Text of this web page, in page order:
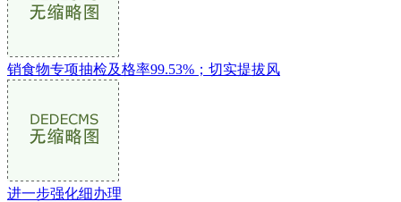
销食物专项抽检及格率99.53%；切实提拔风
进一步强化细办理